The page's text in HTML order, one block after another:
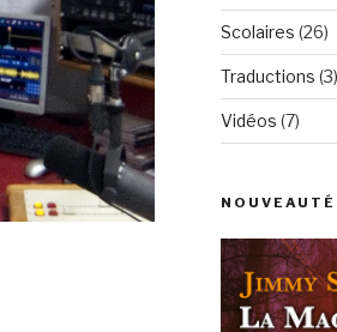
Scolaires (26)
Traductions (3)
Vidéos (7)